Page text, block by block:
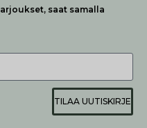
saat samalla
TILAA UUTISKIRJE